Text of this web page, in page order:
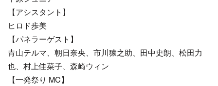
【アシスタント】
ヒロド歩美
【パネラーゲスト】
青山テルマ、朝日奈央、市川猿之助、田中史朗、松田力
也、村上佳菜子、森崎ウィン
【一発祭り MC】